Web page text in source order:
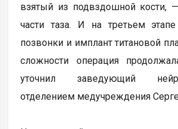
взятый из подвздошной кости,
части таза. И на третьем
позвонки и имплант титановой
сложности операция
уточнил заведующий
отделением медучреждения